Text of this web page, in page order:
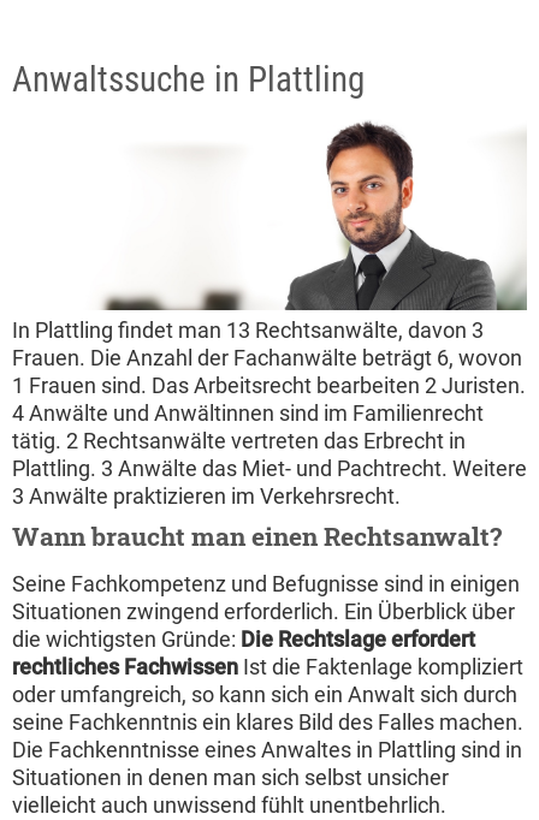
Anwaltssuche in Plattling
In Plattling findet man 13 Rechtsanwälte, davon 3
Frauen. Die Anzahl der Fachanwälte beträgt 6, wovon
1 Frauen sind. Das Arbeitsrecht bearbeiten 2 Juristen.
4 Anwälte und Anwältinnen sind im Familienrecht
tätig. 2 Rechtsanwälte vertreten das Erbrecht in
Plattling. 3 Anwälte das Miet- und Pachtrecht. Weitere
3 Anwälte praktizieren im Verkehrsrecht.
Wann braucht man einen Rechtsanwalt?
Seine Fachkompetenz und Befugnisse sind in einigen
Situationen zwingend erforderlich. Ein Überblick über
die wichtigsten Gründe: Die Rechtslage erfordert
rechtliches Fachwissen Ist die Faktenlage kompliziert
oder umfangreich, so kann sich ein Anwalt sich durch
seine Fachkenntnis ein klares Bild des Falles machen.
Die Fachkenntnisse eines Anwaltes in Plattling sind in
Situationen in denen man sich selbst unsicher
vielleicht auch unwissend fühlt unentbehrlich.